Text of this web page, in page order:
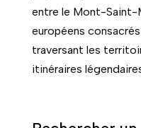
entre le Mont-Saint-
européens
traversant les
itinéraires